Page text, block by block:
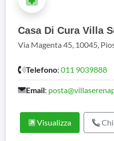
Casa Di Cura Villa
Via Magenta 45, 10045,
Telefono: 011 9039888
Email:
Visualizza